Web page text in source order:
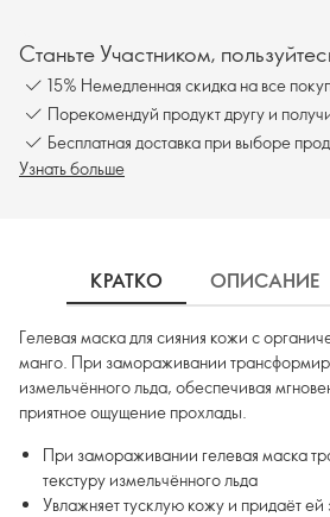
Станьте Участником,
15% Немедленная скидка на все
Порекомендуй продукт другу и
Бесплатная доставка при
Узнать больше
КРАТКО ОПИСАНИЕ
Гелевая маска для сияния кожи с
манго. При замораживании
измельчённого льда, обеспечивая
приятное ощущение прохлады.
При замораживании гелевая маска
текстуру измельчённого льда
Увлажняет тусклую кожу и придаёт